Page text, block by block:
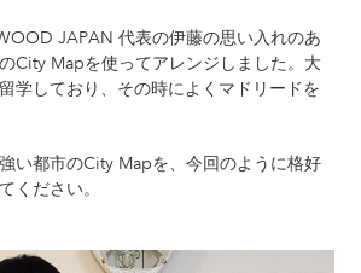
JAPAN 代表の伊藤の思い入れのあ
City Mapを使ってアレンジしました。大
学しており、その時によくマドリードを
い都市のCity Mapを、今回のように格好
ください。